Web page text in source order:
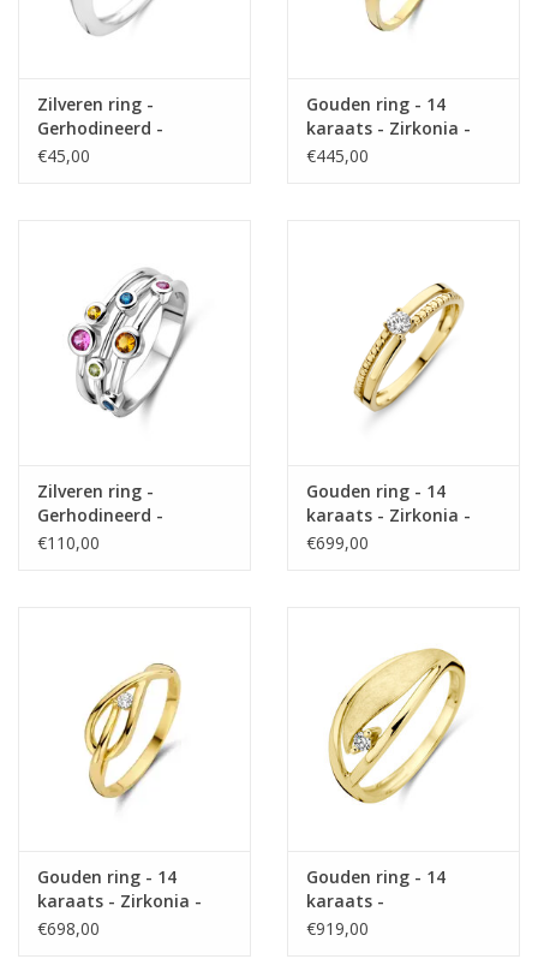
Zilveren ring -
Gerhodineerd -
Mat/glanzend - Maat
€45,00
Gouden ring - 14
karaats - Zirkonia -
Maat 17.5
€445,00
Zilveren ring -
Gerhodineerd -
Zirkonia gekleurd -
€110,00
Gouden ring - 14
karaats - Zirkonia -
Maat 18
€699,00
Gouden ring - 14
karaats - Zirkonia -
Maat 18
€698,00
Gouden ring - 14
karaats -
Mat/glanzend -
€919,00